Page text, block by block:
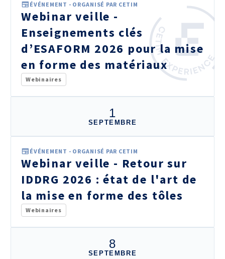
ÉVÉNEMENT - ORGANISÉ PAR CETIM
Webinar veille -
Enseignements clés
d’ESAFORM 2026 pour la mise
en forme des matériaux
Webinaires
1
SEPTEMBRE
ÉVÉNEMENT - ORGANISÉ PAR CETIM
Webinar veille - Retour sur
IDDRG 2026 : état de l'art de
la mise en forme des tôles
Webinaires
8
SEPTEMBRE